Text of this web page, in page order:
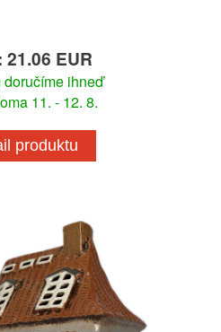
21.06 EUR
ihneď
11. - 12. 8.
produktu